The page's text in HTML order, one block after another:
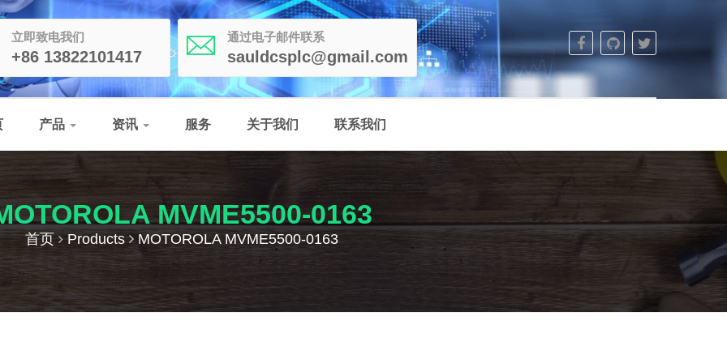
立即致电我们
+86 13822101417
通过电子邮件联系
sauldcsplc@gmail.com
产品 资讯 服务 关于我们 联系我们
MVME5500-0163
首页 Products MOTOROLA MVME5500-0163